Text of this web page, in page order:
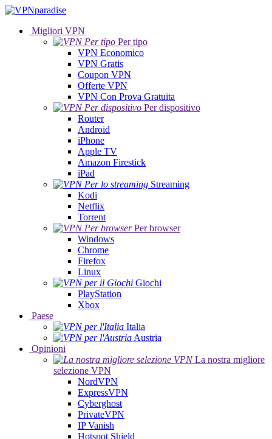
Migliori VPN
Per tipo
VPN Economico
VPN Gratis
Coupon VPN
Offerte VPN
VPN Con Prova Gratuita
Per dispositivo
Router
Android
iPhone
Apple TV
Amazon Firestick
iPad
Streaming
Kodi
Netflix
Torrent
Per browser
Windows
Chrome
Firefox
Linux
Giochi
PlayStation
Xbox
Paese
Italia
Austria
Opinioni
La nostra migliore
selezione VPN
NordVPN
ExpressVPN
Cyberghost
PrivateVPN
IP Vanish
Hotspot Shield